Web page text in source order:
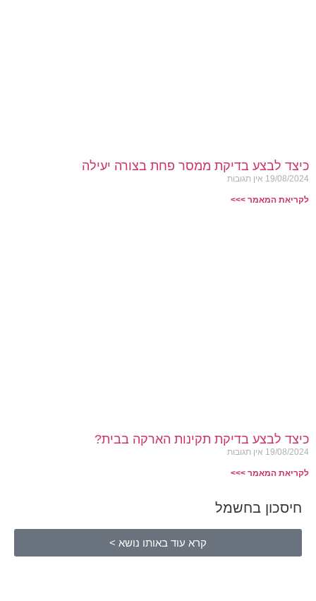
כיצד לבצע בדיקת ממסר פחת בצורה יעילה
19/08/2024 אין תגובות
לקריאת המאמר >>>
כיצד לבצע בדיקת תקינות הארקה בבית?
19/08/2024 אין תגובות
לקריאת המאמר >>>
חיסכון בחשמל
קרא עוד באותו נושא >